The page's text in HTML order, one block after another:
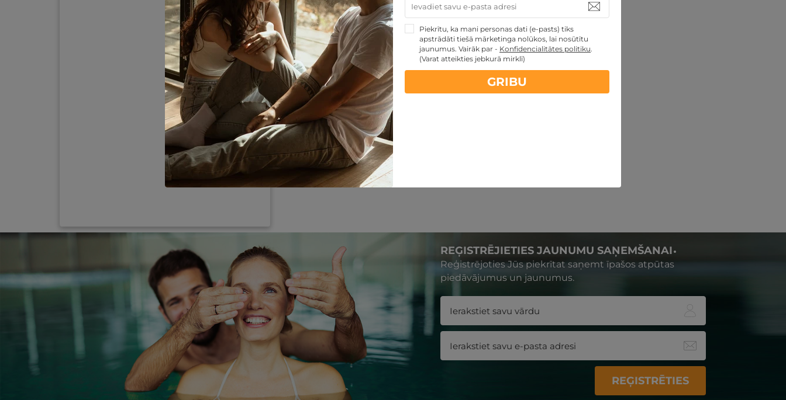
REĢISTRĒJIETIES JAUNUMU SAŅEMŠANAI
Reģistrējoties Jūs piekrītat saņemt īpašos atpūtas
piedāvājumus un jaunumus.
REĢISTRĒTIES
Piekrītu, ka mani personas dati (e-pasts) tiks
apstrādāti tiešā mārketinga nolūkos, lai nosūtītu
jaunumus. Vairāk par - Konfidencialitātes politiku.
(Varat atteikties jebkurā mirklī)
GRIBU